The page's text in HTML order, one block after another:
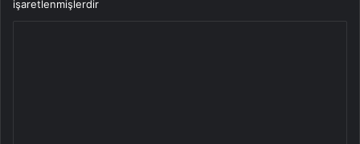
işaretlenmişlerdir